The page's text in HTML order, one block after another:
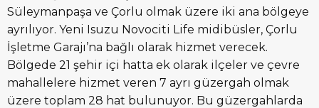
Süleymanpaşa ve Çorlu olmak üzere iki ana bölgeye
ayrılıyor. Yeni Isuzu Novociti Life midibüsler, Çorlu
İşletme Garajı’na bağlı olarak hizmet verecek.
Bölgede 21 şehir içi hatta ek olarak ilçeler ve çevre
mahallelere hizmet veren 7 ayrı güzergah olmak
üzere toplam 28 hat bulunuyor. Bu güzergahlarda